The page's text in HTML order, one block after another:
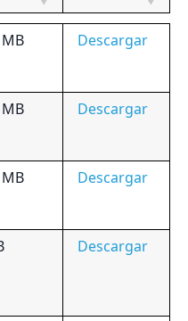
Descargar
Descargar
Descargar
Descargar